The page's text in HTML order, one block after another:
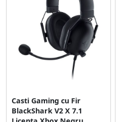
Casti Gaming cu Fir
BlackShark V2 X 7.1